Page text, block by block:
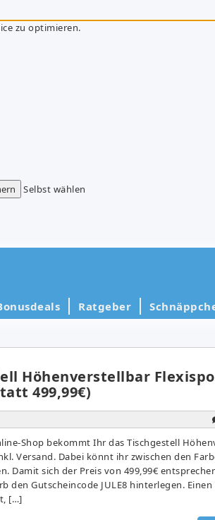
zu optimieren.
Selbst wählen
Ratgeber
Höhenverstellbar
499,99€)
Shop bekommt Ihr das Tischgestell
Versand. Dabei könnt ihr zwischen den
Damit sich der Preis von 499,99€
den Gutscheincode JULE8 hinterlegen.
[…]